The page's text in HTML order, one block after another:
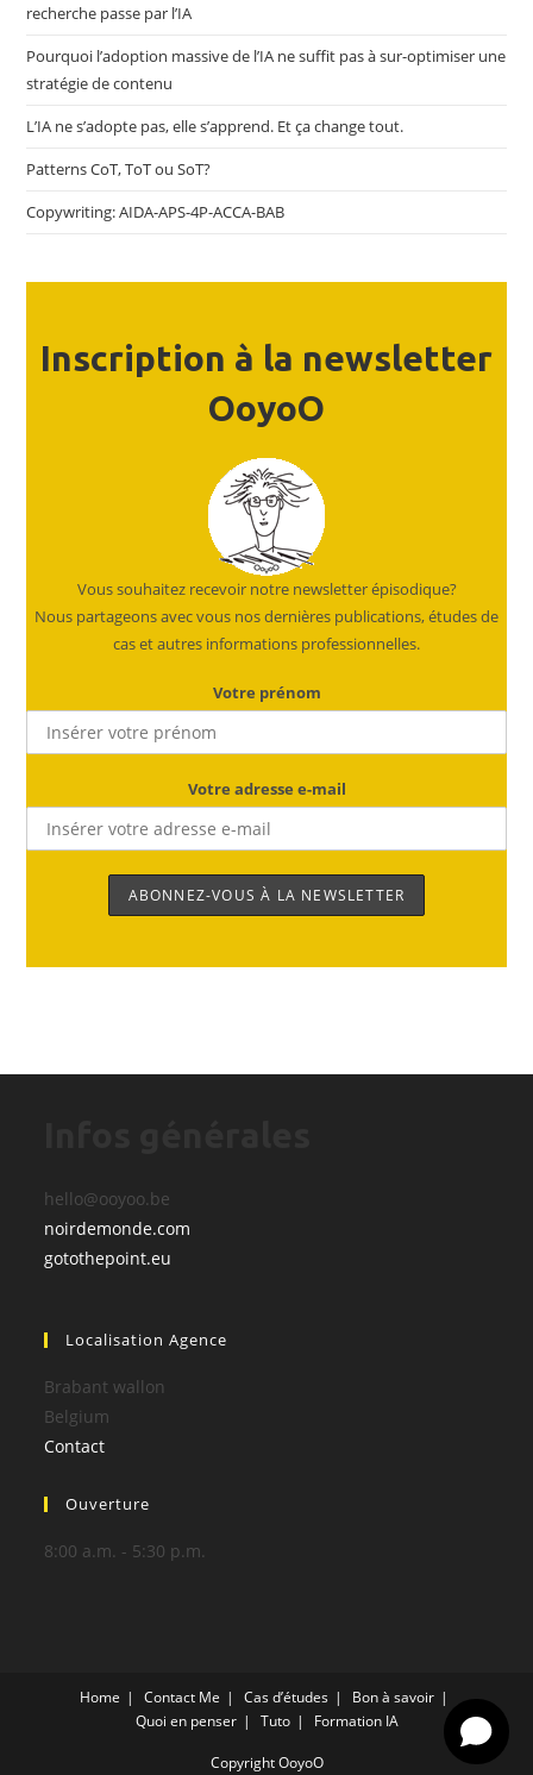
recherche passe par l’IA
Pourquoi l’adoption massive de l’IA ne suffit pas à sur-optimiser une
stratégie de contenu
L’IA ne s’adopte pas, elle s’apprend. Et ça change tout.
Patterns CoT, ToT ou SoT?
Copywriting: AIDA-APS-4P-ACCA-BAB
Inscription à la newsletter
OoyoO
Vous souhaitez recevoir notre newsletter épisodique?
Nous partageons avec vous nos dernières publications, études de
cas et autres informations professionnelles.
Votre prénom
Votre adresse e-mail
hello@ooyoo.be
noirdemonde.com
gotothepoint.eu
Localisation Agence
Brabant wallon
Belgium
Contact
Ouverture
8:00 a.m. - 5:30 p.m.
Home Contact Me Cas d’études
Bon à savoir
Quoi en penser
Tuto Formation IA
Copyright OoyoO